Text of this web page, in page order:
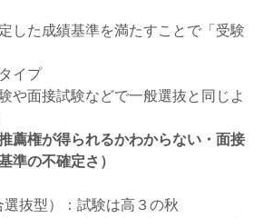
成績基準を満たすことで「受験
プ
試験などで一般選抜と同じよ
薦権が得られるかわからない・面接
基準の不確定さ）
型）：試験は高３の秋